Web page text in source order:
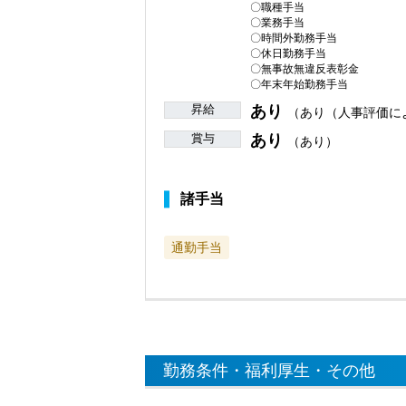
〇職種手当
〇業務手当
〇時間外勤務手当
〇休日勤務手当
〇無事故無違反表彰金
〇年末年始勤務手当
昇給 あり （あり（人事評価
賞与 あり （あり）
諸手当
通勤手当
勤務条件・福利厚生・その他